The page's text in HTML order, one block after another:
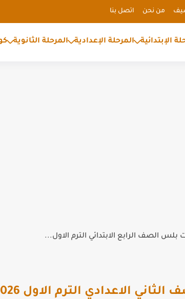
من نحن اتصل بنا
الإبتدائية المرحلة الإعدادية المرحلة الثانوية
الصف الرابع الابتدائي الترم الاول...
الاعدادي الترم الاول 2026